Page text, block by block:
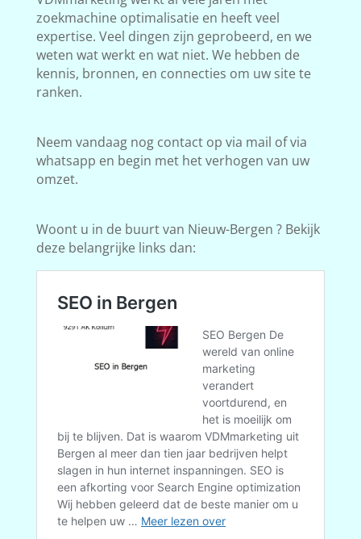
zoekmachine optimalisatie en heeft veel
expertise. Veel dingen zijn geprobeerd, en we
weten wat werkt en wat niet. We hebben de
kennis, bronnen, en connecties om uw site te
ranken.
Neem vandaag nog contact op via mail of via
whatsapp en begin met het verhogen van uw
omzet.
Woont u in de buurt van Nieuw-Bergen ? Bekijk
deze belangrijke links dan: